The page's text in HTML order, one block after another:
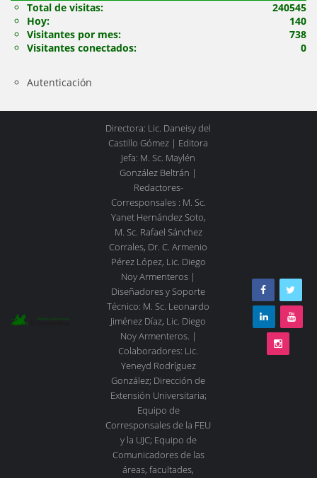
240545
Total de visitas:
140
Hoy:
738
Visitantes por mes:
0
Visitantes conectados:
Autenticación
Directora: Lic. Daneisy del
Castillo Gómez | Editora
Jefa: M. Sc. Maylén
González Beltrán |
Redactores-
Corresponsales : M. Sc.
Yanet Hernández Soto,
M. Sc. Rafael Sánchez
Corrales, Dr. C. Armenio
Pérez López, Lic. Diego
Noy Armenteros |
Diseñadores y Soporte
Técnico: M. Sc. Leonardo
Jiménez Díaz, Lic. Diego
Noy Armenteros. |
Colaboradores: Lic.
Yeneyd Rodríguez
González; Dirección de
Extensión Universitaria;
Equipo de
Corresponsales de la FEU
y la UJC; Equipo de
Comunicadores de las
áreas, facultades,